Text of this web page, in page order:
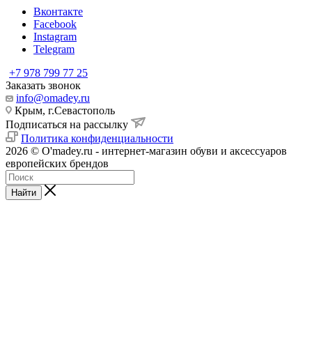
Вконтакте
Facebook
Instagram
Telegram
+7 978 799 77 25
Заказать звонок
info@omadey.ru
Крым, г.Севастополь
Подписаться на рассылку
Политика конфиденциальности
2026 © O'madey.ru - интернет-магазин обуви и аксессуаров
европейских брендов
Найти